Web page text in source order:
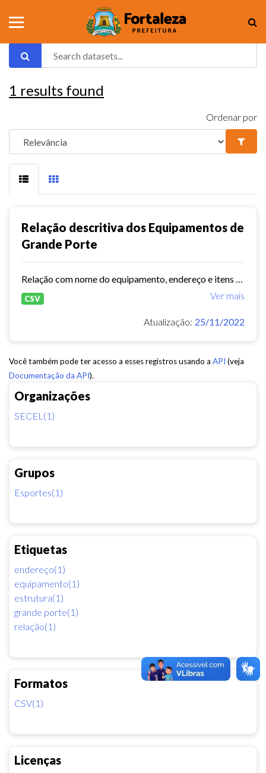
Organizações
SECEL(1)
Grupos
Esportes(1)
Etiquetas
endereço(1)
equipamento(1)
estrutura(1)
grande porte(1)
relação(1)
Formatos
CSV(1)
Licenças
1 results found
Ordenar por
Relação descritiva dos Equipamentos de
Grande Porte
Ver mais
CSV
Atualização: 25/11/2022
Você também pode ter acesso a esses registros usando a API (veja
Documentação da API).